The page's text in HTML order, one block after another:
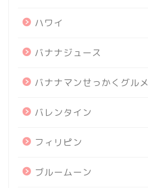
ハワイ
バナナジュース
バナナマンせっかくグルメ
バレンタイン
フィリピン
ブルームーン